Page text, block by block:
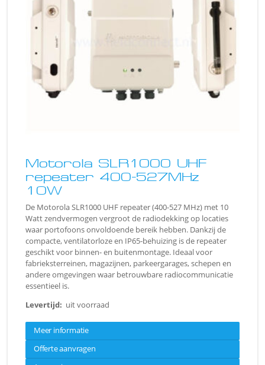
Motorola SLR1000 UHF
repeater 400-527MHz
10W
De Motorola SLR1000 UHF repeater (400-527 MHz) met 10
Watt zendvermogen vergroot de radiodekking op locaties
waar portofoons onvoldoende bereik hebben. Dankzij de
compacte, ventilatorloze en IP65-behuizing is de repeater
geschikt voor binnen- en buitenmontage. Ideaal voor
fabrieksterreinen, magazijnen, parkeergarages, schepen en
andere omgevingen waar betrouwbare radiocommunicatie
essentieel is.
Levertijd: uit voorraad
Meer informatie
Offerte aanvragen